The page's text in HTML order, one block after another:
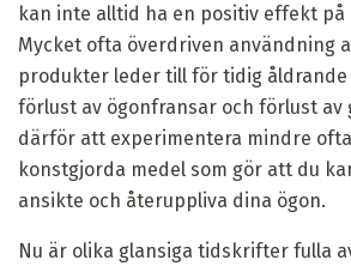
kan inte alltid ha en positiv effekt på
Mycket ofta överdriven användning
produkter leder till för tidig åldrande
förlust av ögonfransar och förlust av
därför att experimentera mindre
konstgjorda medel som gör att du
ansikte och återuppliva dina ögon.
Nu är olika glansiga tidskrifter fulla